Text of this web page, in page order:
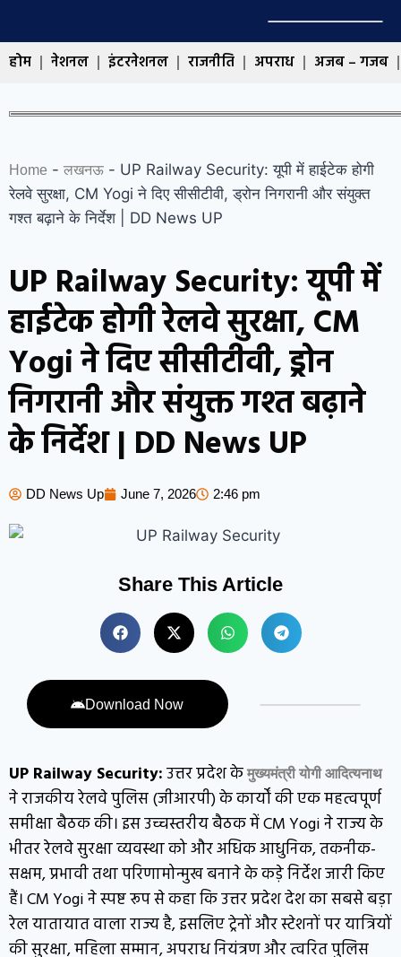
होम नेशनल इंटरनेशनल राजनीति अपराध अजब – गजब
Home - लखनऊ - UP Railway Security: यूपी में हाईटेक होगी
रेलवे सुरक्षा, CM Yogi ने दिए सीसीटीवी, ड्रोन निगरानी और संयुक्त
गश्त बढ़ाने के निर्देश | DD News UP
UP Railway Security: यूपी में
हाईटेक होगी रेलवे सुरक्षा, CM
Yogi ने दिए सीसीटीवी, ड्रोन
निगरानी और संयुक्त गश्त बढ़ाने
के निर्देश | DD News UP
DD News Up June 7, 2026 2:46 pm
Share This Article
Download Now
UP Railway Security:उत्तर प्रदेश के मुख्यमंत्री योगी आदित्यनाथ
ने राजकीय रेलवे पुलिस (जीआरपी) के कार्यों की एक महत्वपूर्ण
समीक्षा बैठक की। इस उच्चस्तरीय बैठक में CM Yogi ने राज्य के
भीतर रेलवे सुरक्षा व्यवस्था को और अधिक आधुनिक, तकनीक-
सक्षम, प्रभावी तथा परिणामोन्मुख बनाने के कड़े निर्देश जारी किए
हैं। CM Yogi ने स्पष्ट रूप से कहा कि उत्तर प्रदेश देश का सबसे बड़ा
रेल यातायात वाला राज्य है, इसलिए ट्रेनों और स्टेशनों पर यात्रियों
की सुरक्षा, महिला सम्मान, अपराध नियंत्रण और त्वरित पुलिस